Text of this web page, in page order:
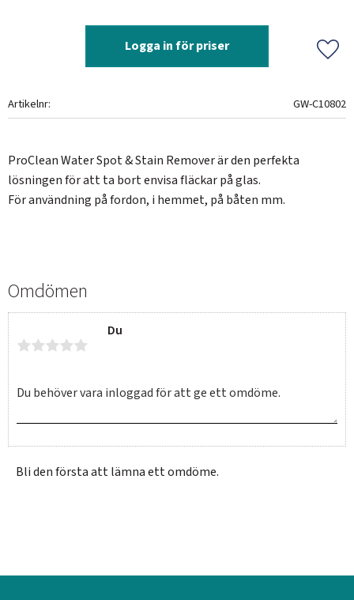
Logga in för priser
Artikelnr GW-C10802
ProClean Water Spot & Stain Remover är den perfekta
lösningen för att ta bort envisa fläckar på glas.
För användning på fordon, i hemmet, på båten mm.
Omdömen
Du
Bli den första att lämna ett omdöme.